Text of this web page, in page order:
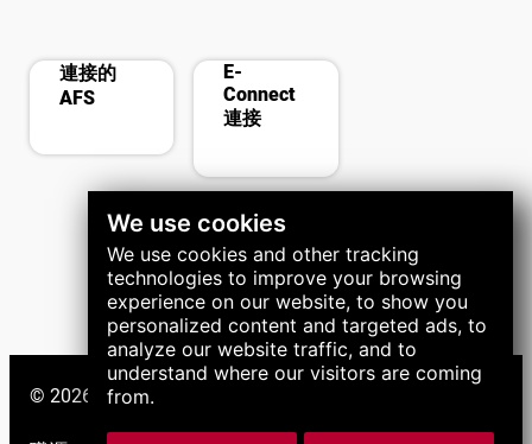
We use cookies
We use cookies and other tracking
technologies to improve your browsing
experience on our website, to show you
personalized content and targeted ads, to
analyze our website traffic, and to
understand where our visitors are coming
from.
cast
連接的
AFS
phonelink_ring
E-
Connect
連接
© 2026 LNS 集團。保留所有權利。